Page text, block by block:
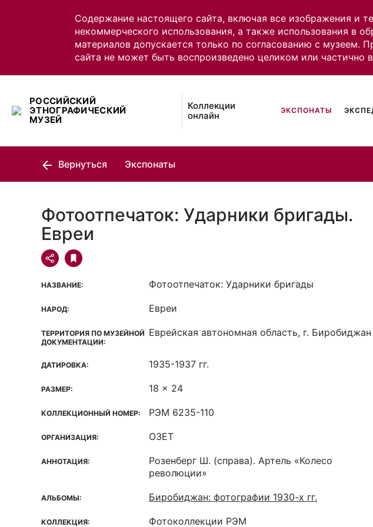
Содержание настоящего сайта, включая все изображения и
некоммерческого использования, а также использования в
материалов допускается только по согласованию с музеем.
сайта не может быть воспроизведено целиком или частично
РОССИЙСКИЙ
ЭТНОГРАФИЧЕСКИЙ
МУЗЕЙ
Коллекции
онлайн
ЭКСПОНАТЫ
Вернуться Экспонаты
Фотоотпечаток: Ударники бригады.
Евреи
НАЗВАНИЕ: Фотоотпечаток: Ударники бригады
НАРОД: Евреи
ТЕРРИТОРИЯ ПО МУЗЕЙНОЙ
ДОКУМЕНТАЦИИ:
Еврейская автономная область, г. Биробиджан
ДАТИРОВКА: 1935-1937 гг.
РАЗМЕР: 18 x 24
КОЛЛЕКЦИОННЫЙ НОМЕР: РЭМ 6235-110
ОРГАНИЗАЦИЯ: ОЗЕТ
АННОТАЦИЯ:
Розенберг Ш. (справа). Артель «Колесо
революции»
АЛЬБОМЫ: Биробиджан: фотографии 1930-х гг.
КОЛЛЕКЦИЯ: Фотоколлекции РЭМ